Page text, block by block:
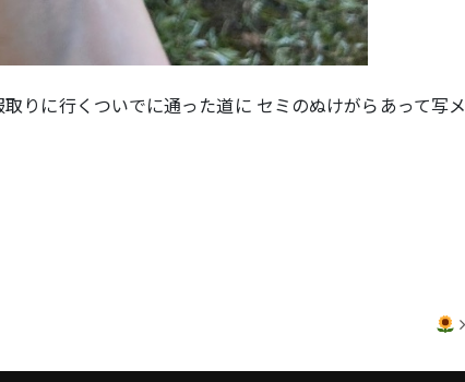
りに行くついでに通った道に セミのぬけがらあって写メ